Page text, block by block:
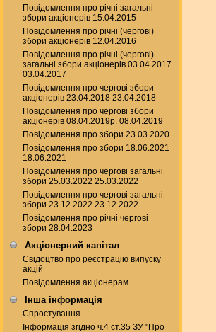
Повідомлення про річні загальні
збори акціонерів 15.04.2015
Повідомлення про річні (чергові)
збори акціонерів 12.04.2016
Повідомлення про річні (чергові)
загальні збори акціонерів 03.04.2017
03.04.2017
Повідомлення про чергові збори
акціонерів 23.04.2018 23.04.2018
Повідомлення про чергові збори
акціонерів 08.04.2019р. 08.04.2019
Повідомлення про збори 23.03.2020
Повідомлення про збори 18.06.2021
18.06.2021
Повідомлення про чергові загальні
збори 25.03.2022 25.03.2022
Повідомлення про чергові загальні
збори 23.12.2022 23.12.2022
Повідомлення про річні чергові
збори 28.04.2023
Акціонерний капітал
Свідоцтво про реєстрацію випуску
акцій
Повідомлення акціонерам
Інша інформація
Спростування
Інформація згідно ч.4 ст.35 ЗУ "Про